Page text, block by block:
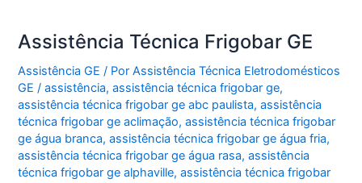
Assistência Técnica Frigobar GE
Assistência GE / PorAssistência Técnica Eletrodomésticos
GE/assistência,assistência técnica frigobar ge,
assistência técnica frigobar ge abc paulista,assistência
técnica frigobar ge aclimação,assistência técnica frigobar
ge água branca,assistência técnica frigobar ge água fria,
assistência técnica frigobar ge água rasa,assistência
técnica frigobar ge alphaville,assistência técnica frigobar